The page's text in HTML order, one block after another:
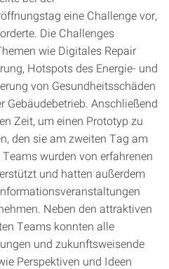
eine Challenge vor,
Die Challenges
wie Digitales Repair
Hotspots des Energie- und
von Gesundheitsschäden
Anschließend
Zeit, um einen Prototyp zu
den sie am zweiten Tag am
wurden von erfahrenen
und hatten außerdem
Neben den attraktiven
Teams konnten alle
und zukunftsweisende
Perspektiven und Ideen